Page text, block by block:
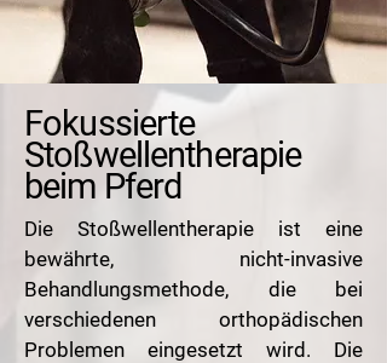
Fokussierte
Stoßwellentherapie
beim Pferd
​​Die Stoßwellentherapie ist eine
bewährte, nicht-invasive
Behandlungsmethode, die bei
verschiedenen orthopädischen
Problemen eingesetzt wird. Die